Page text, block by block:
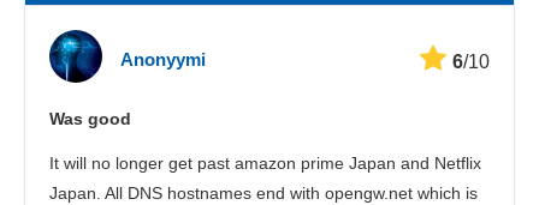
Asiakaspalvelu
Anonyymi 6/10
Was good
It will no longer get past amazon prime Japan and Netflix
Japan. All DNS hostnames end with opengw.net which is